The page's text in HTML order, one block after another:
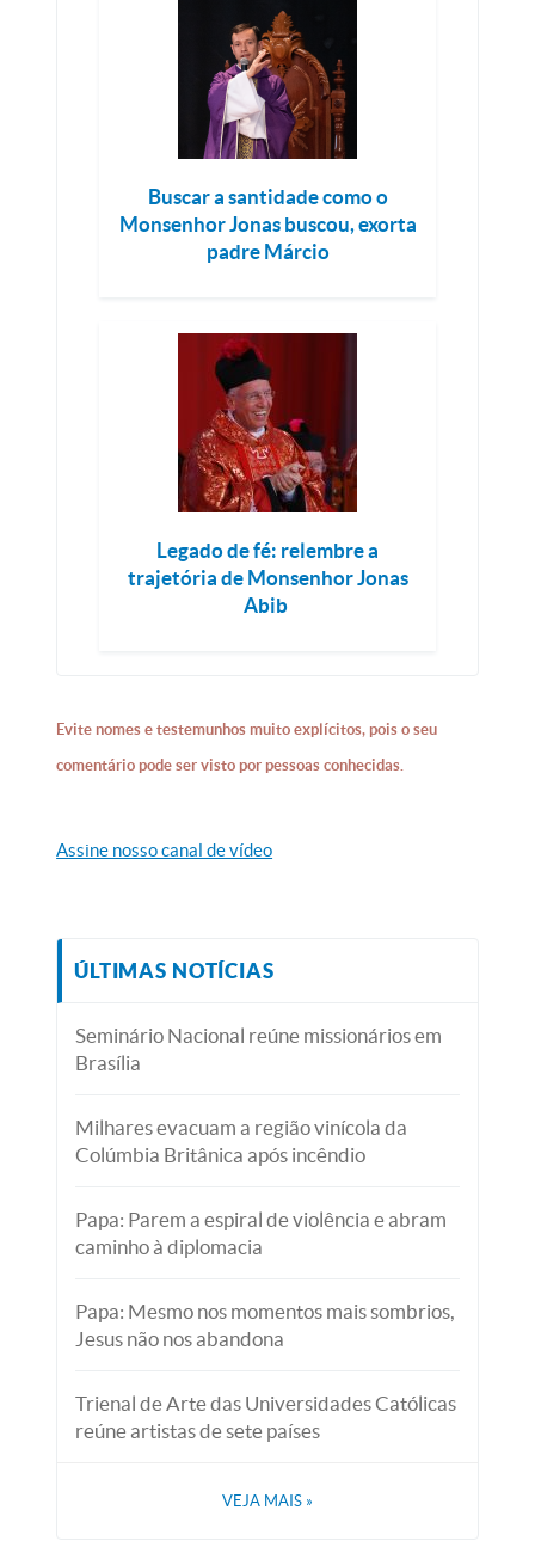
Buscar a santidade como o
Monsenhor Jonas buscou, exorta
padre Márcio
Legado de fé: relembre a
trajetória de Monsenhor Jonas
Abib
Evite nomes e testemunhos muito explícitos, pois o seu
comentário pode ser visto por pessoas conhecidas.
Assine nosso canal de vídeo
ÚLTIMAS NOTÍCIAS
Seminário Nacional reúne missionários em
Brasília
Milhares evacuam a região vinícola da
Colúmbia Britânica após incêndio
Papa: Parem a espiral de violência e abram
caminho à diplomacia
Papa: Mesmo nos momentos mais sombrios,
Jesus não nos abandona
Trienal de Arte das Universidades Católicas
reúne artistas de sete países
VEJA MAIS »